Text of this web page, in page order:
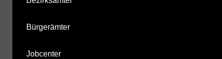
Bürgerämter
Jobcenter